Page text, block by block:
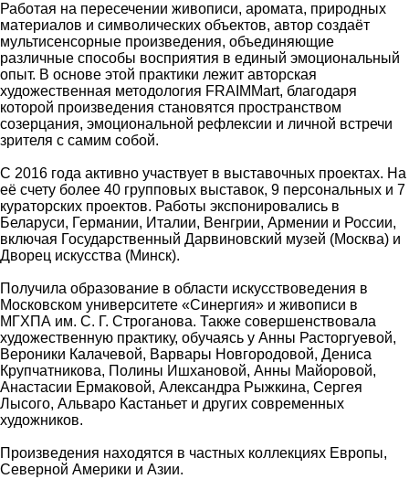
Работая на пересечении живописи, аромата, природных
материалов и символических объектов, автор создаёт
мультисенсорные произведения, объединяющие
различные способы восприятия в единый эмоциональный
опыт. В основе этой практики лежит авторская
художественная методология FRAIMMart, благодаря
которой произведения становятся пространством
созерцания, эмоциональной рефлексии и личной встречи
зрителя с самим собой.
С 2016 года активно участвует в выставочных проектах. На
её счету более 40 групповых выставок, 9 персональных и 7
кураторских проектов. Работы экспонировались в
Беларуси, Германии, Италии, Венгрии, Армении и России,
включая Государственный Дарвиновский музей (Москва) и
Дворец искусства (Минск).
Получила образование в области искусствоведения в
Московском университете «Синергия» и живописи в
МГХПА им. С. Г. Строганова. Также совершенствовала
художественную практику, обучаясь у Анны Расторгуевой,
Вероники Калачевой, Варвары Новгородовой, Дениса
Крупчатникова, Полины Ишхановой, Анны Майоровой,
Анастасии Ермаковой, Александра Рыжкина, Сергея
Лысого, Альваро Кастаньет и других современных
художников.
Произведения находятся в частных коллекциях Европы,
Северной Америки и Азии.